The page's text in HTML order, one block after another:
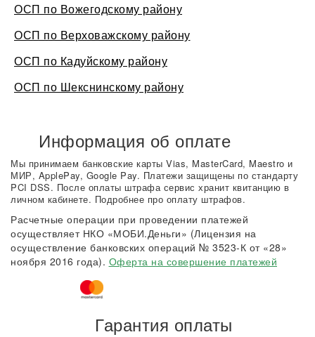
ОСП по Вожегодскому району
ОСП по Верховажскому району
ОСП по Кадуйскому району
ОСП по Шекснинскому району
Информация об оплате
Мы принимаем банковские карты Vias, MasterCard, Maestro и
МИР, ApplePay, Google Pay. Платежи защищены по стандарту
PCI DSS. После оплаты штрафа сервис хранит квитанцию в
личном кабинете. Подробнее про оплату штрафов.
Расчетные операции при проведении платежей
осуществляет НКО «МОБИ.Деньги» (Лицензия на
осуществление банковских операций № 3523-К от «28»
ноября 2016 года). Оферта на совершение платежей
Гарантия оплаты